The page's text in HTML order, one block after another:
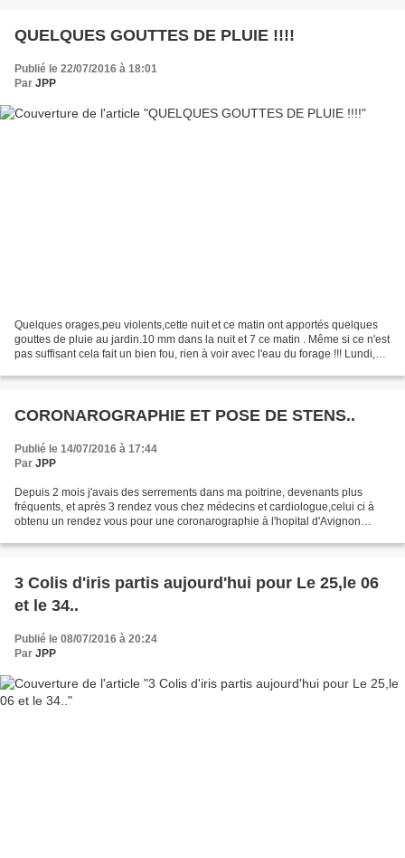
QUELQUES GOUTTES DE PLUIE !!!!
Publié le 22/07/2016 à 18:01
Par JPP
Quelques orages,peu violents,cette nuit et ce matin ont apportés quelques
gouttes de pluie au jardin.10 mm dans la nuit et 7 ce matin . Même si ce n'est
pas suffisant cela fait un bien fou, rien à voir avec l'eau du forage !!! Lundi,
CORONAROGRAPHIE ET POSE DE STENS..
Publié le 14/07/2016 à 17:44
Par JPP
Depuis 2 mois j'avais des serrements dans ma poitrine, devenants plus
fréquents, et après 3 rendez vous chez médecins et cardiologue,celui ci à
obtenu un rendez vous pour une coronarographie à l'hopital d'Avignon
3 Colis d'iris partis aujourd'hui pour Le 25,le 06
et le 34..
Publié le 08/07/2016 à 20:24
Par JPP